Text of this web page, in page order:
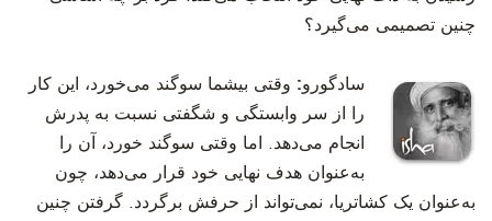
چنین تصمیمی می‌گیرد؟
سادگورو: وقتی بیشما سوگند می‌خورد، این کار
را از سر وابستگی و شگفتی نسبت به پدرش
انجام می‌دهد. اما وقتی سوگند خورد، آن را
به‌عنوان هدف نهایی خود قرار می‌دهد، چون
به‌عنوان یک کشاتریا، نمی‌تواند از حرفش برگردد. گرفتن چنین